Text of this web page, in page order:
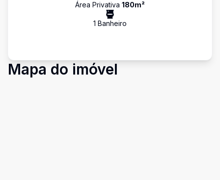
Área Privativa 180m²
1 Banheiro
Mapa do imóvel